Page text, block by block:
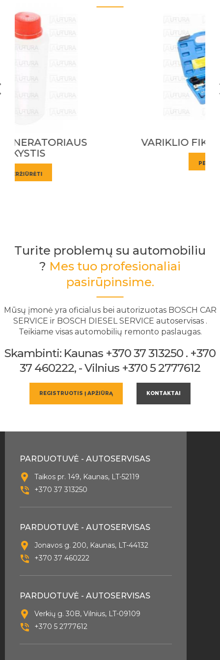
VARIKLIO FIKSATORIUS KMPL
Turite problemų su automobiliu
? Mes tuo profesionaliai
pasirūpinsime.
Mūsų įmonė yra oficialus bei autorizuotas BOSCH CAR
SERVICE ir BOSCH DIESEL SERVICE autoservisas .
Teikiame visas automobilių remonto paslaugas.
Skambinti: Kaunas +370 37 313250 . +370
37 460222, - Vilnius +370 5 2777612
REGISTRUOTIS Į APŽIŪRĄ KONTAKTAI
PARDUOTUVĖ - AUTOSERVISAS
Taikos pr. 149, Kaunas, LT-52119
+370 37 313250
PARDUOTUVĖ - AUTOSERVISAS
Jonavos g. 200, Kaunas, LT-44132
+370 37 460222
PARDUOTUVĖ - AUTOSERVISAS
Verkių g. 30B, Vilnius, LT-09109
+370 5 2777612